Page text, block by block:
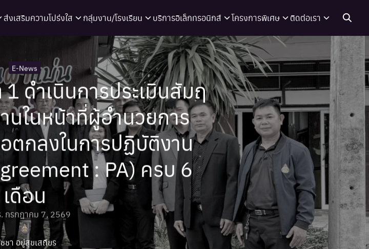
ส่งเสริมความโปร่งใส กลุ่มงาน/โรงเรียน บริการอิเล็กทรอนิกส์ โครงการพิเศษ
ติดต่อเรา
E-News
ดำเนินการประเมินสัมฤ
ในหน้าที่ผู้อำนวยการ
ตกลงในการปฏิบัติงาน
: PA) ครบ 6
เดือน
กรกฎาคม 7, 2569
ชา อยู่สุขเสถียร